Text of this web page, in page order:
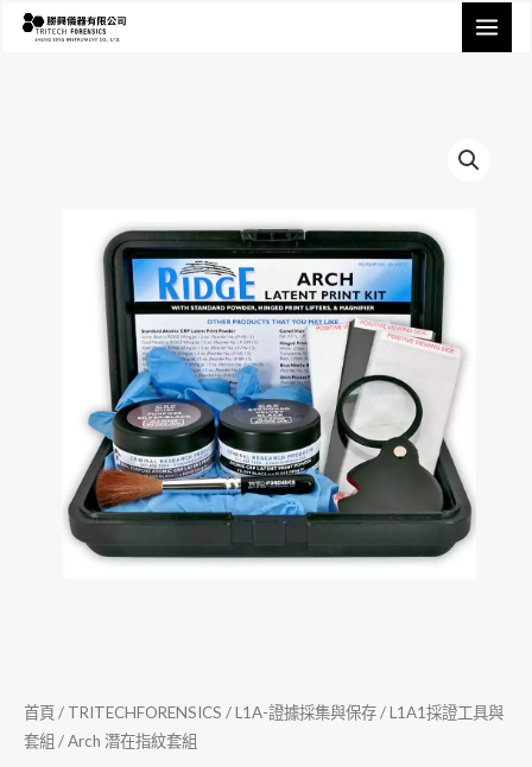
首頁/ TRITECHFORENSICS /L1A-證據採集與保存/L1A1採證工具與
套組 / Arch 潛在指紋套組